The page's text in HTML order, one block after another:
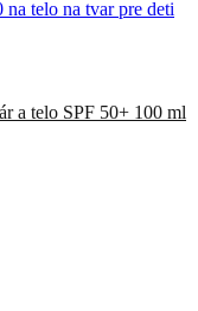
a telo SPF 50+ 100 ml